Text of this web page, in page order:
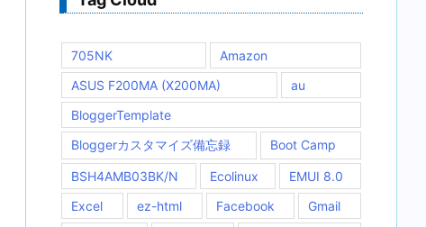
705NK
Amazon
ASUS F200MA (X200MA)
au
BloggerTemplate
Bloggerカスタマイズ備忘録
Boot Camp
BSH4AMB03BK/N Ecolinux
EMUI 8.0
Excel
ez-html Facebook
Gmail